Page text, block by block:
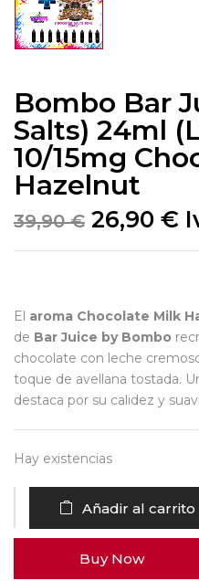
Bombo Bar
Salts) 24ml
10/15mg
Hazelnut
39,90€ 26,90 €
El aroma Chocolate Milk
de Bar Juice by Bombo
chocolate con leche
toque de avellana tostada.
destaca por su calidez y
Hay existencias
Añadir al carrito
Buy Now